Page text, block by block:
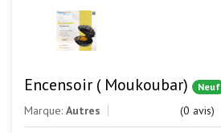
Encensoir ( Moukoubar) Neuf
Marque: Autres (0 avis)